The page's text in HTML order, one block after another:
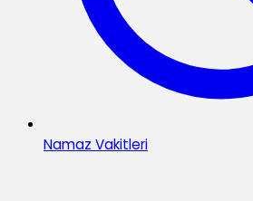
Namaz Vakitleri